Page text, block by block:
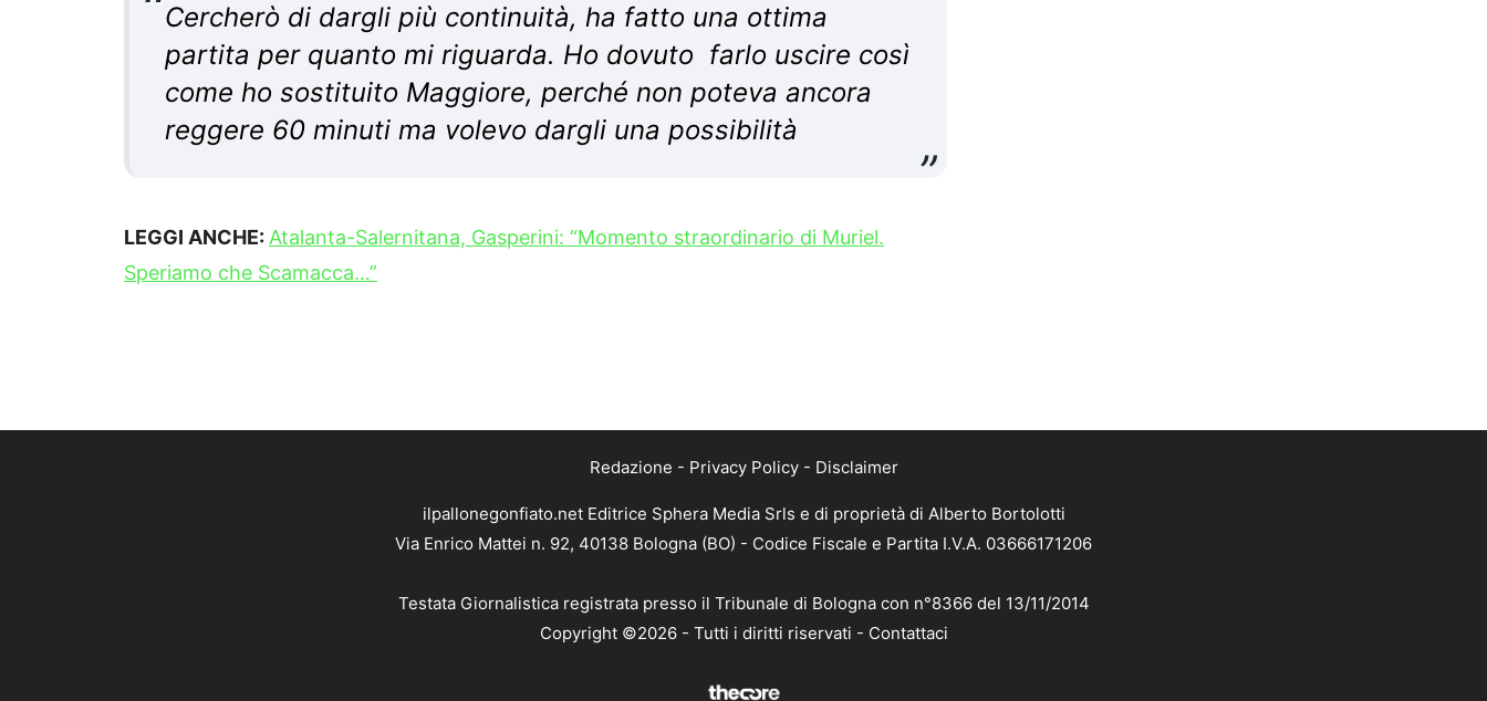
Cercherò di dargli più continuità, ha fatto una ottima
partita per quanto mi riguarda. Ho dovuto farlo uscire così
come ho sostituito Maggiore, perché non poteva ancora
reggere 60 minuti ma volevo dargli una possibilità
LEGGI ANCHE: Atalanta-Salernitana, Gasperini: “Momento straordinario di Muriel.
Speriamo che Scamacca…”
Redazione - Privacy Policy- Disclaimer
ilpallonegonfiato.net Editrice Sphera Media Srls e di proprietà di Alberto Bortolotti
Via Enrico Mattei n. 92, 40138 Bologna (BO) - Codice Fiscale e Partita I.V.A. 03666171206
Testata Giornalistica registrata presso il Tribunale di Bologna con n°8366 del 13/11/2014
Copyright ©2026 - Tutti i diritti riservati - Contattaci